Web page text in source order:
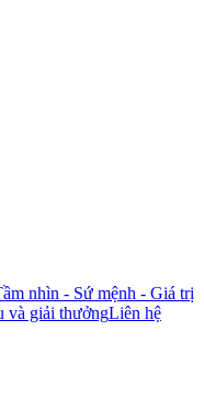
nhìn - Sứ mệnh - Giá trị
và giải thưởngLiên hệ